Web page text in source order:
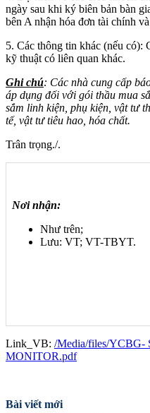
ngày sau khi ký biên bản bàn
bên A nhận hóa đơn tài chính
5. Các thông tin khác (nếu có):
kỹ thuật có liên quan khác.
Ghi chú: Các nhà cung cấp
áp dụng đối với gói thầu mua
sắm linh kiện, phụ kiện, vật tư
tế, vật tư tiêu hao, hóa chất.
Trân trọng./.
Nơi nhận:
Như trên;
Lưu: VT; VT-TBYT.
Link_VB: /Media/files/
MONITOR.pdf
Bài viết mới